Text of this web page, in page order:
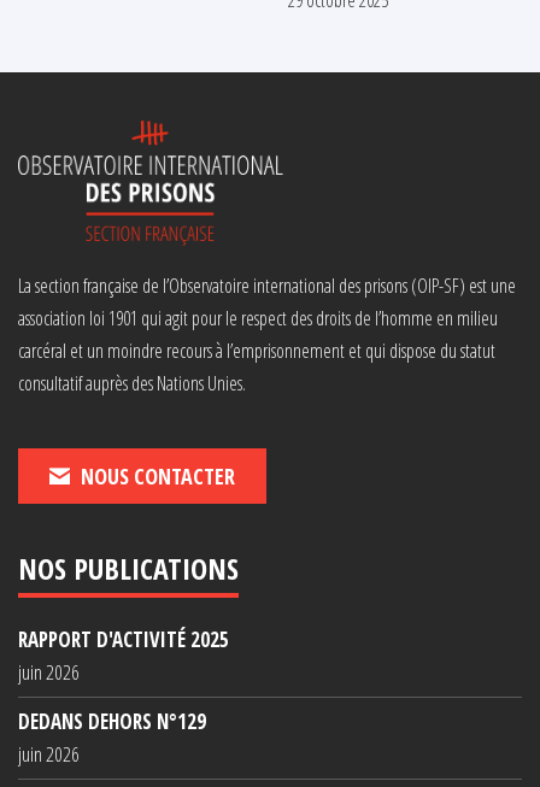
La section française de l’Observatoire international des prisons (OIP-SF) est une
association loi 1901 qui agit pour le respect des droits de l’homme en milieu
carcéral et un moindre recours à l’emprisonnement et qui dispose du statut
consultatif auprès des Nations Unies.
NOUS CONTACTER
NOS PUBLICATIONS
RAPPORT D'ACTIVITÉ 2025
juin 2026
DEDANS DEHORS N°129
juin 2026